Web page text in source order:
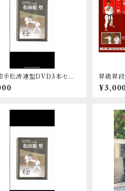
手松涛連盟DVD3本セッ
昇級昇